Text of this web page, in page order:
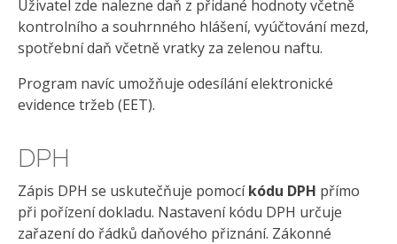
Uživatel zde nalezne daň z přidané hodnoty včetně
kontrolního a souhrnného hlášení, vyúčtování mezd,
spotřební daň včetně vratky za zelenou naftu.
Program navíc umožňuje odesílání elektronické
evidence tržeb (EET).
DPH
Zápis DPH se uskutečňuje pomocíkódu DPH přímo
při pořízení dokladu. Nastavení kódu DPH určuje
zařazení do řádků daňového přiznání. Zákonné